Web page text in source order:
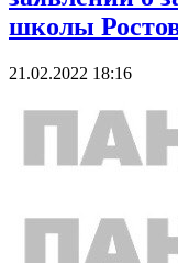
школы
21.02.2022 18:16